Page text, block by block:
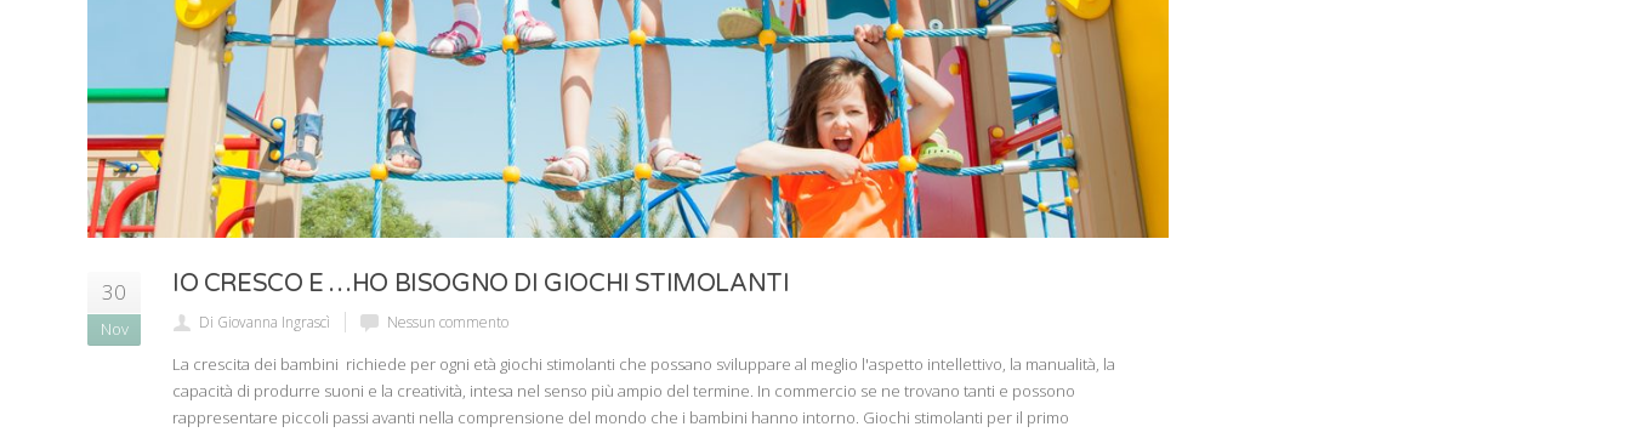
30
Nov
IO CRESCO E …HO BISOGNO DI GIOCHI STIMOLANTI
Di Giovanna Ingrascì Nessun commento
La crescita dei bambini richiede per ogni età giochi stimolanti che possano sviluppare al meglio l'aspetto intellettivo, la manualità, la
capacità di produrre suoni e la creatività, intesa nel senso più ampio del termine. In commercio se ne trovano tanti e possono
rappresentare piccoli passi avanti nella comprensione del mondo che i bambini hanno intorno. Giochi stimolanti per il primo